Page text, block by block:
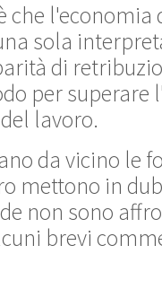
che l'economia
sola
di
per superare
lavoro.
da vicino le
mettono in
non sono
brevi